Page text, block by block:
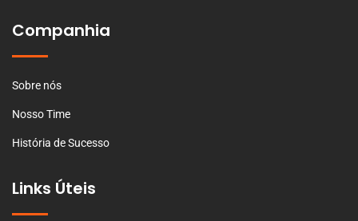
Companhia
Sobre nós
Nosso Time
História de Sucesso
Links Úteis